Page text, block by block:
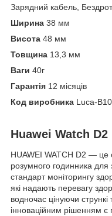
Зарядний кабель,
Ширина 38 мм
Висота 48 мм
Товщина 13,3 мм
Ваги 40г
Гарантія 12 місяців
Код виробника Luca-
Huawei Watch D2
HUAWEI WATCH D2 — це
розумного годинника для
стандарт моніторингу
які надають перевагу
водночас цінуючи
інноваційним рішенням